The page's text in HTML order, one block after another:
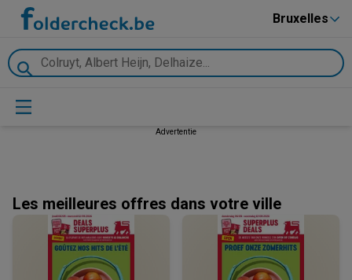
Bruxelles
Advertentie
Les meilleures offres dans votre ville